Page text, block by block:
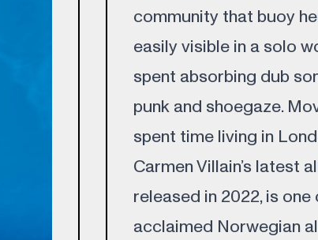
community that buoy
easily visible in a solo
spent absorbing dub
punk and shoegaze.
spent time living in
Carmen Villain’s latest
released in 2022, is
acclaimed Norwegian